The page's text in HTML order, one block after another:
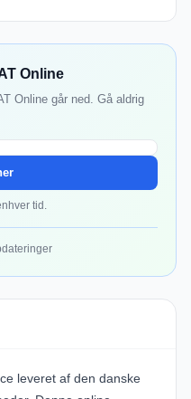
Online
Online går ned. Gå aldrig
tid.
leveret af den danske